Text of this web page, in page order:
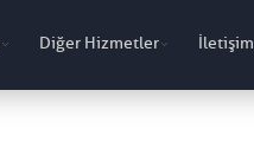
Diğer Hizmetler İletişim